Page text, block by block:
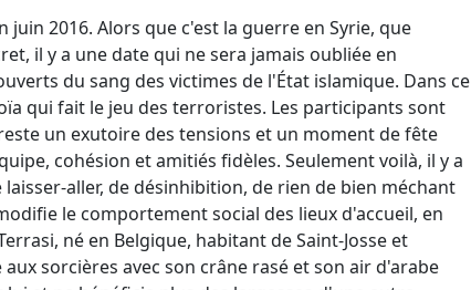
2016. Alors que c'est la guerre en Syrie, que
il y a une date qui ne sera jamais oubliée en
du sang des victimes de l'État islamique. Dans ce
qui fait le jeu des terroristes. Les participants sont
un exutoire des tensions et un moment de fête
cohésion et amitiés fidèles. Seulement voilà, il y a
aller, de désinhibition, de rien de bien méchant
le comportement social des lieux d'accueil, en
né en Belgique, habitant de Saint-Josse et
sorcières avec son crâne rasé et son air d'arabe